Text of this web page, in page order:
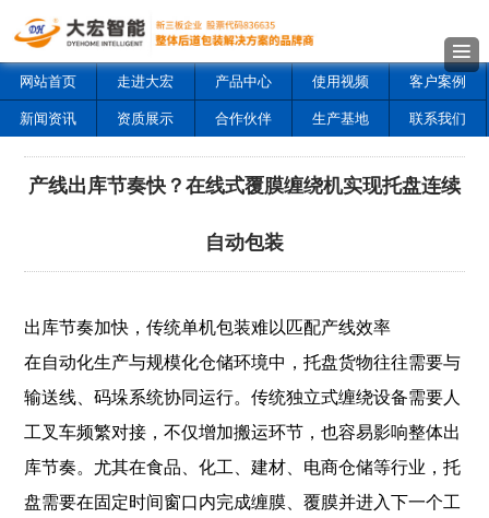
网站首页 走进大宏 产品中心 使用视频 客户案例
新闻资讯 资质展示 合作伙伴 生产基地 联系我们
产线出库节奏快？在线式覆膜缠绕机实现托盘连续
自动包装
出库节奏加快，传统单机包装难以匹配产线效率
在自动化生产与规模化仓储环境中，托盘货物往往需要与
输送线、码垛系统协同运行。传统独立式缠绕设备需要人
工叉车频繁对接，不仅增加搬运环节，也容易影响整体出
库节奏。尤其在食品、化工、建材、电商仓储等行业，托
盘需要在固定时间窗口内完成缠膜、覆膜并进入下一个工